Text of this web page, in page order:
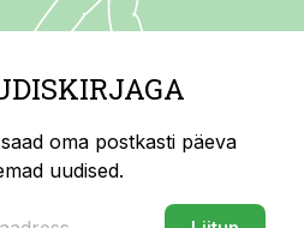
oma postkasti päeva
uudised.